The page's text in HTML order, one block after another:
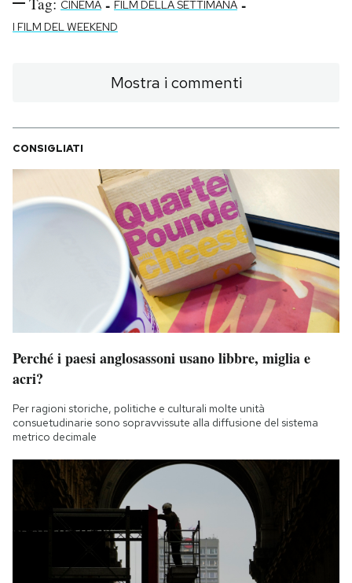
CINEMA - FILM DELLA SETTIMANA -
I FILM DEL WEEKEND
Mostra i commenti
CONSIGLIATI
Perché i paesi anglosassoni usano libbre, miglia e
acri?
Per ragioni storiche, politiche e culturali molte unità
consuetudinarie sono sopravvissute alla diffusione del sistema
metrico decimale